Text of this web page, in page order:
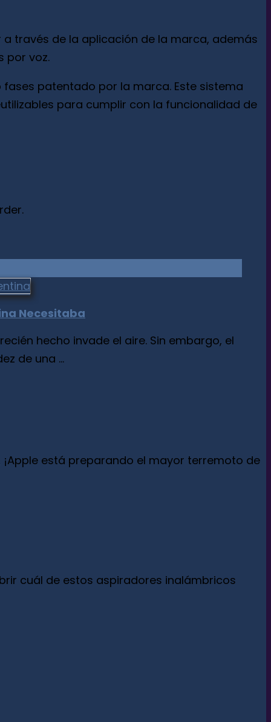
través de la aplicación de la marca, además
por voz.
patentado por la marca. Este sistema
para cumplir con la funcionalidad de
Necesitaba
hecho invade el aire. Sin embargo, el
de una ...
está preparando el mayor terremoto de
cuál de estos aspiradores inalámbricos